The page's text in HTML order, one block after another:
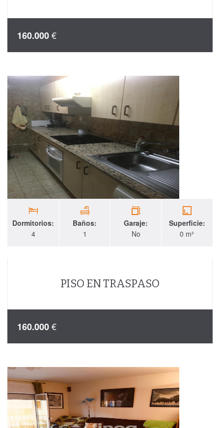
160.000€
Dormitorios:
4
Baños:
1
Garaje:
No
Superficie:
0 m²
PISO EN TRASPASO
160.000€